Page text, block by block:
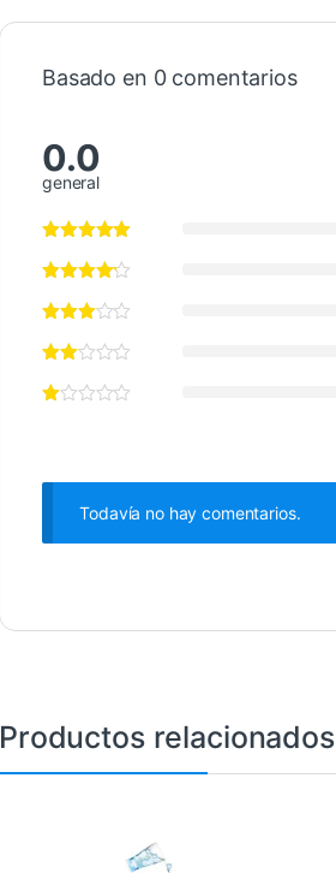
Basado en 0 comentarios
0.0
general
Todavía no hay comentarios.
Productos relacionados